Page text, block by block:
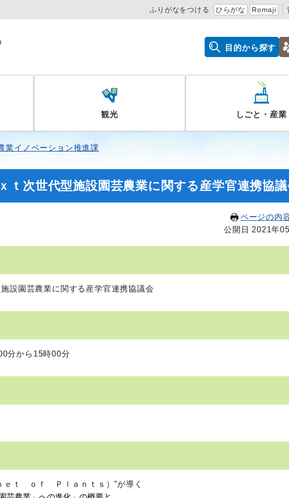
ふりがなをつける ひらがな Romaji
目的から探す
観光 しごと・産業
業イノベーション推進課
ｔ次世代型施設園芸農業に関する産学官連携協
ページの内
公開日 2021年
設園芸農業に関する産学官連携協議会
分から15時00分
ｅｔ ｏｆ Ｐｌａｎｔｓ）”が導く